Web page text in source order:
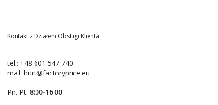
Kontakt z Działem Obsługi Klienta
tel.: +48 601 547 740
mail: hurt@factoryprice.eu
Pn.-Pt. 8:00-16:00